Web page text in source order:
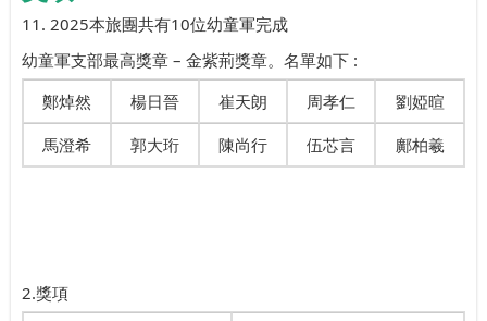
11. 2025本旅團共有10位幼童軍完成
幼童軍支部最高獎章 – 金紫荊獎章。名單如下 :
鄭焯然
楊日晉 崔天朗 周孝仁
劉婭暄
馬澄希
郭大珩 陳尚行 伍芯言 鄺柏羲
2.獎項